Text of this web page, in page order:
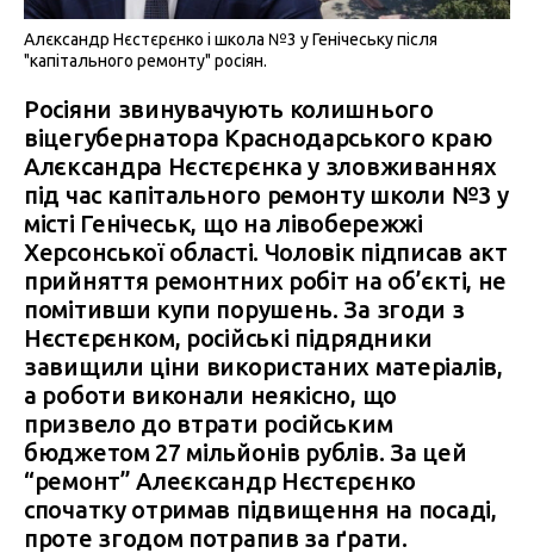
Алєксандр Нєстєрєнко і школа №3 у Генічеську після
"капітального ремонту" росіян.
Росіяни звинувачують колишнього
віцегубернатора Краснодарського краю
Алєксандра Нєстєрєнка у зловживаннях
під час капітального ремонту школи №3 у
місті Генічеськ, що на лівобережжі
Херсонської області. Чоловік підписав акт
прийняття ремонтних робіт на об’єкті, не
помітивши купи порушень. За згоди з
Нєстєрєнком, російські підрядники
завищили ціни використаних матеріалів,
а роботи виконали неякісно, що
призвело до втрати російським
бюджетом 27 мільйонів рублів. За цей
“ремонт” Алеєксандр Нєстєрєнко
спочатку отримав підвищення на посаді,
проте згодом потрапив за ґрати.